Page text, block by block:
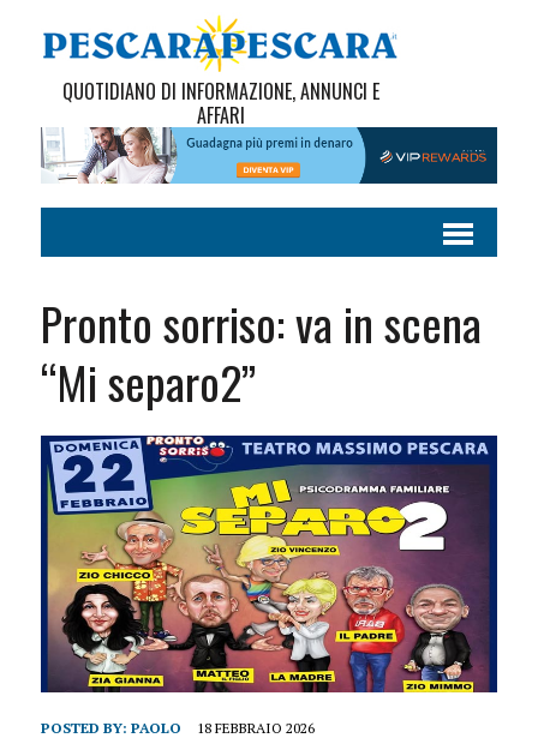
QUOTIDIANO DI INFORMAZIONE, ANNUNCI E
AFFARI
Pronto sorriso: va in scena
“Mi separo2”
POSTED BY: PAOLO 18 FEBBRAIO 2026